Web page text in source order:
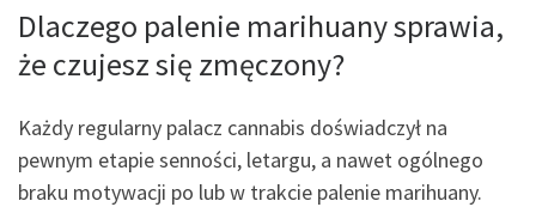
Dlaczego palenie marihuany sprawia,
że czujesz się zmęczony?
Każdy regularny palacz cannabis doświadczył na
pewnym etapie senności, letargu, a nawet ogólnego
braku motywacji po lub w trakcie palenie marihuany.